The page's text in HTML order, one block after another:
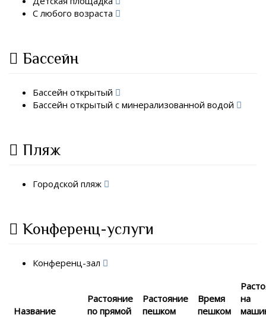
С любого возраста
Бассейн
Бассейн открытый
Бассейн открытый с минерализованной водой
Пляж
Городской пляж
Конференц-услуги
Конференц-зал
Название
Растояние
по прямой
Растояние
пешком
Время
пешком
на